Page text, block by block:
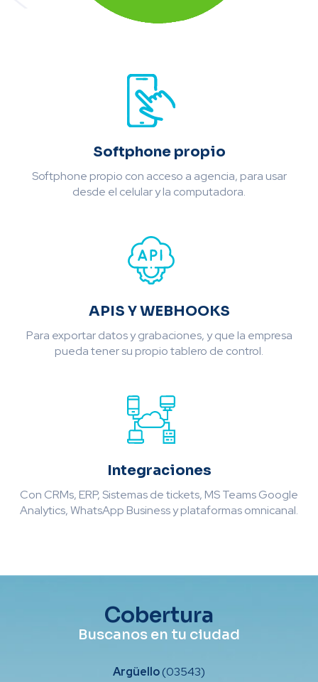
Softphone propio
Softphone propio con acceso a agencia, para usar
desde el celular y la computadora.
APIS Y WEBHOOKS
Para exportar datos y grabaciones, y que la empresa
pueda tener su propio tablero de control.
Integraciones
Con CRMs, ERP, Sistemas de tickets, MS Teams Google
Analytics, WhatsApp Business y plataformas omnicanal.
Cobertura
Buscanos en tu ciudad
Argüello(03543)